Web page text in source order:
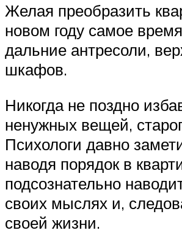
Желая преобразить
новом году самое
дальние антресоли,
шкафов.
Никогда не поздно
ненужных вещей,
Психологи давно
наводя порядок в
подсознательно
своих мыслях и,
своей жизни.